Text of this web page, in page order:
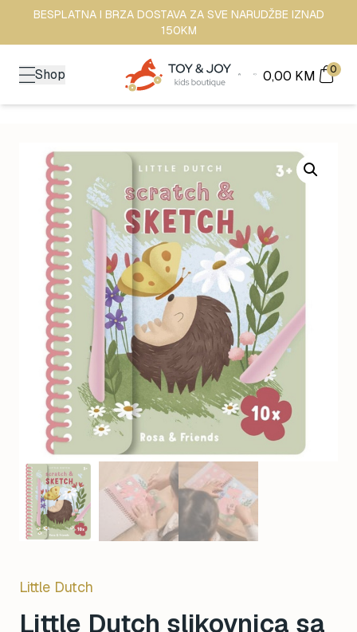
BESPLATNA I BRZA DOSTAVA ZA SVE NARUDŽBE IZNAD
150KM
Shop 0,00 KM 0
Little Dutch
Little Dutch slikovnica sa